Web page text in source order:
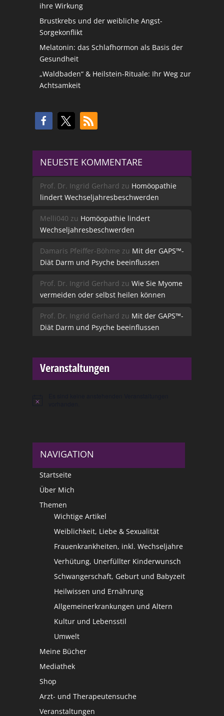
ihre Wirkung
Brustkrebs und der weibliche Angst-
Sorgekonflikt
Melatonin: das Schlafhormon als Basis der
Gesundheit
„Waldbaden“ & Heilstein-Rituale: Ihr Weg zur
Achtsamkeit
NEUESTE KOMMENTARE
Prof. Dr. Ingrid Gerhard zu Homöopathie
lindert Wechseljahresbeschwerden
Melli040 zu Homöopathie lindert
Wechseljahresbeschwerden
Damaris Pfeiffer-Böhme zu Mit der GAPS™-
Diät Darm und Psyche beeinflussen
Prof. Dr. Ingrid Gerhard zu Wie Sie Myome
vermeiden oder selbst heilen können
Prof. Dr. Ingrid Gerhard zu Mit der GAPS™-
Diät Darm und Psyche beeinflussen
Veranstaltungen
Hinweis
NAVIGATION
Startseite
Über Mich
Themen
Wichtige Artikel
Weiblichkeit, Liebe & Sexualität
Frauenkrankheiten, inkl. Wechseljahre
Verhütung, Unerfüllter Kinderwunsch
Schwangerschaft, Geburt und Babyzeit
Heilwissen und Ernährung
Allgemeinerkrankungen und Altern
Kultur und Lebensstil
Umwelt
Meine Bücher
Mediathek
Shop
Arzt- und Therapeutensuche
Veranstaltungen